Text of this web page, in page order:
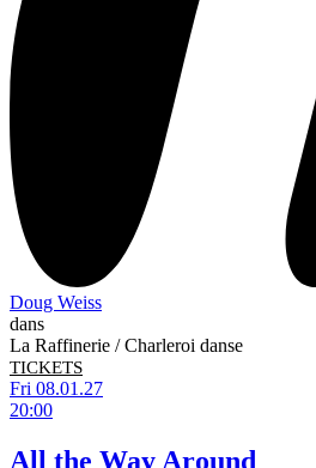
Doug Weiss
dans
La Raffinerie / Charleroi danse
TICKETS
Fri 08.01.27
20:00
All the Way Around